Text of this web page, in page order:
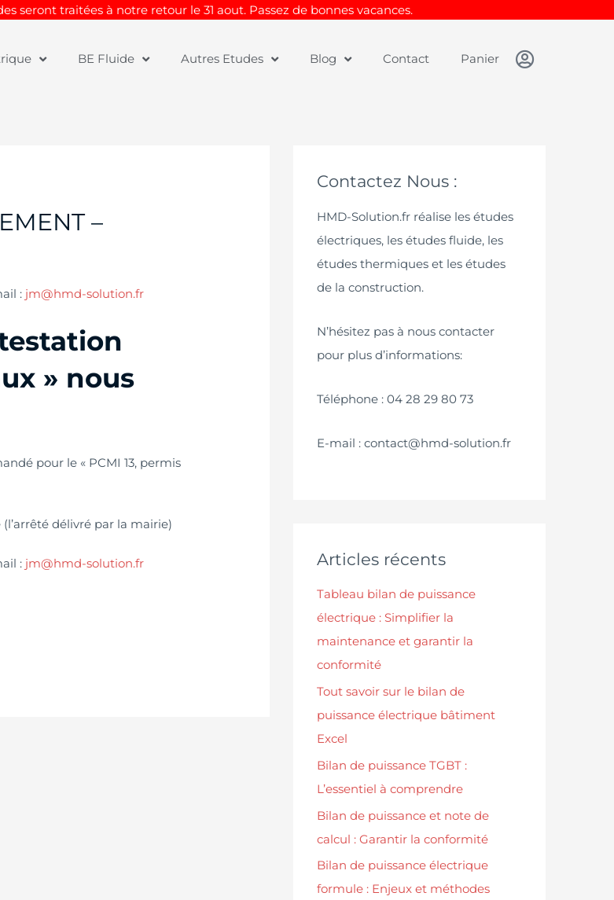
seront traitées à notre retour le 31 aout. Passez de bonnes vacances.
BE Fluide Autres Etudes Blog Contact Panier
–
: jm@hmd-solution.fr
» nous
pour le « PCMI 13, permis
délivré par la mairie)
: jm@hmd-solution.fr
Contactez Nous :
HMD-Solution.fr réalise les études
électriques, les études fluide, les
études thermiques et les études
de la construction.
N’hésitez pas à nous contacter
pour plus d’informations:
Téléphone : 04 28 29 80 73
E-mail : contact@hmd-solution.fr
Articles récents
Tableau bilan de puissance
électrique : Simplifier la
maintenance et garantir la
conformité
Tout savoir sur le bilan de
puissance électrique bâtiment
Excel
Bilan de puissance TGBT :
L’essentiel à comprendre
Bilan de puissance et note de
calcul : Garantir la conformité
Bilan de puissance électrique
formule : Enjeux et méthodes